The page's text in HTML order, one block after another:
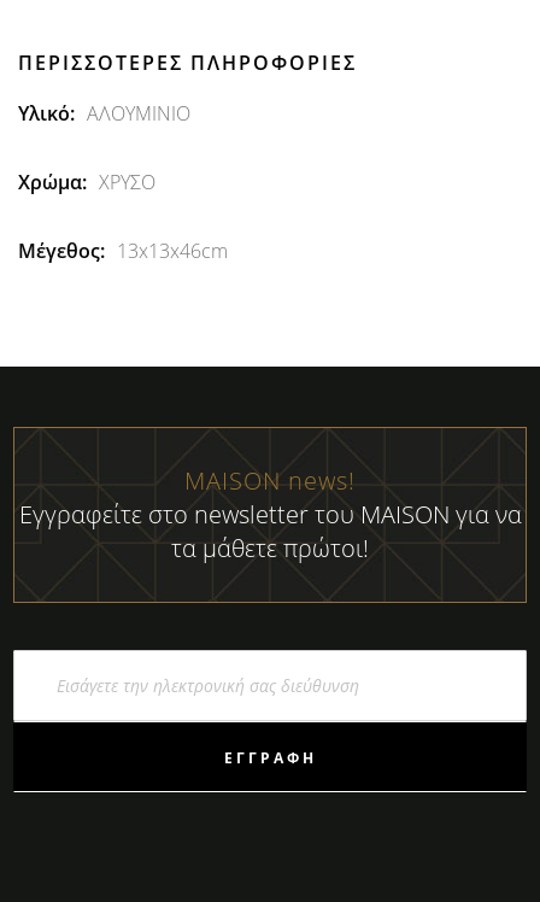
ΠΕΡΙΣΣΌΤΕΡΕΣ ΠΛΗΡΟΦΟΡΊΕΣ
ΠερισσότερεςΑΛΟΥΜΙΝΙΟ
ΧΡΥΣΟ
13x13x46cm
MAISON news!
Εγγραφείτε στο newsletter του MAISON για να
τα μάθετε πρώτοι!
ΕΓΓΡΑΦΉ